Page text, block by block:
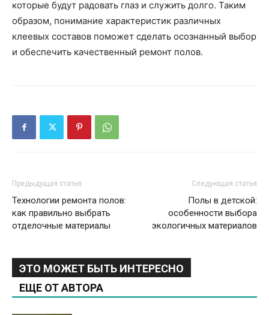
которые будут радовать глаз и служить долго. Таким
образом, понимание характеристик различных
клеевых составов поможет сделать осознанный выбор
и обеспечить качественный ремонт полов.
Предыдущая статья
Технологии ремонта полов:
как правильно выбрать
отделочные материалы
Следующая статья
Полы в детской:
особенности выбора
экологичных материалов
ЭТО МОЖЕТ БЫТЬ ИНТЕРЕСНО
ЕЩЕ ОТ АВТОРА